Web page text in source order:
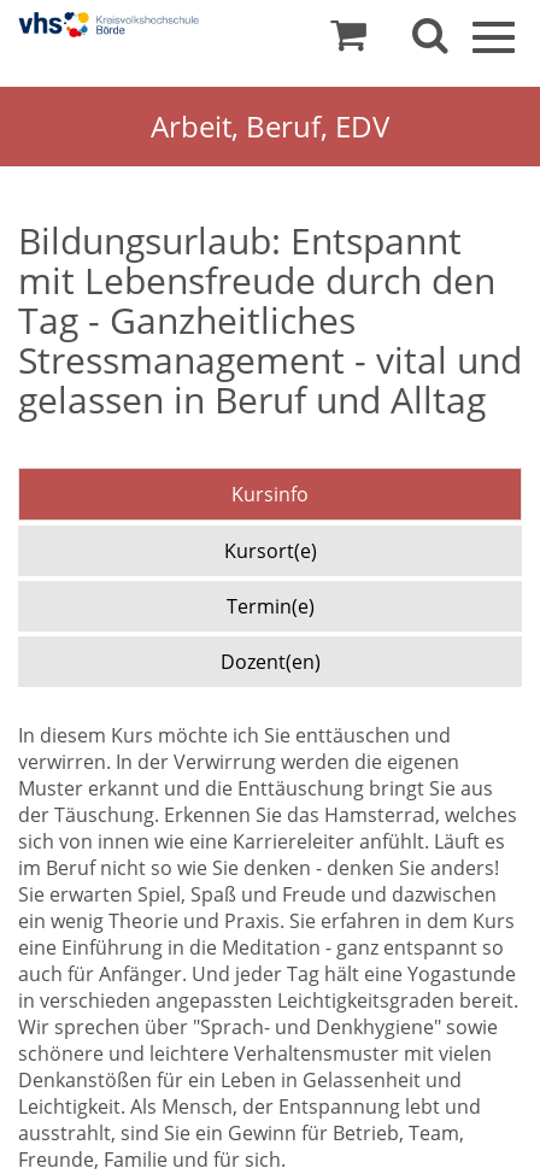
Arbeit, Beruf, EDV
Bildungsurlaub: Entspannt
mit Lebensfreude durch den
Tag - Ganzheitliches
Stressmanagement - vital und
gelassen in Beruf und Alltag
Kursinfo
Kursort(e)
Termin(e)
Dozent(en)
In diesem Kurs möchte ich Sie enttäuschen und
verwirren. In der Verwirrung werden die eigenen
Muster erkannt und die Enttäuschung bringt Sie aus
der Täuschung. Erkennen Sie das Hamsterrad, welches
sich von innen wie eine Karriereleiter anfühlt. Läuft es
im Beruf nicht so wie Sie denken - denken Sie anders!
Sie erwarten Spiel, Spaß und Freude und dazwischen
ein wenig Theorie und Praxis. Sie erfahren in dem Kurs
eine Einführung in die Meditation - ganz entspannt so
auch für Anfänger. Und jeder Tag hält eine Yogastunde
in verschieden angepassten Leichtigkeitsgraden bereit.
Wir sprechen über "Sprach- und Denkhygiene" sowie
schönere und leichtere Verhaltensmuster mit vielen
Denkanstößen für ein Leben in Gelassenheit und
Leichtigkeit. Als Mensch, der Entspannung lebt und
ausstrahlt, sind Sie ein Gewinn für Betrieb, Team,
Freunde, Familie und für sich.